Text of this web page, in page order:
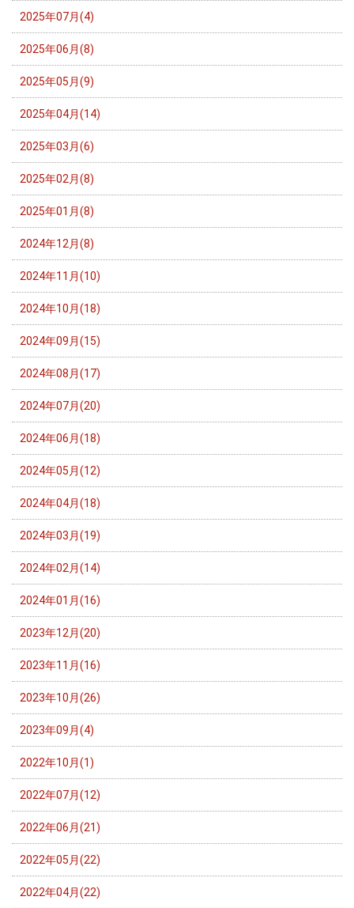
2025年07月(4)
2025年06月(8)
2025年05月(9)
2025年04月(14)
2025年03月(6)
2025年02月(8)
2025年01月(8)
2024年12月(8)
2024年11月(10)
2024年10月(18)
2024年09月(15)
2024年08月(17)
2024年07月(20)
2024年06月(18)
2024年05月(12)
2024年04月(18)
2024年03月(19)
2024年02月(14)
2024年01月(16)
2023年12月(20)
2023年11月(16)
2023年10月(26)
2023年09月(4)
2022年10月(1)
2022年07月(12)
2022年06月(21)
2022年05月(22)
2022年04月(22)